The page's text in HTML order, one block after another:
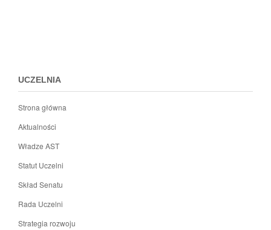
UCZELNIA
Strona główna
Aktualności
Władze AST
Statut Uczelni
Skład Senatu
Rada Uczelni
Strategia rozwoju